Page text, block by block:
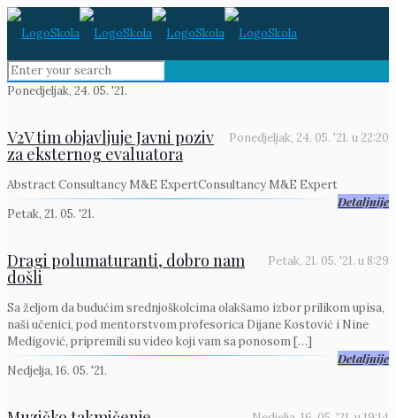
Ponedjeljak, 24. 05. '21.
Ponedjeljak, 24. 05. '21. u 22:20
V2V tim objavljuje Javni poziv
za eksternog evaluatora
Abstract Consultancy M&E ExpertConsultancy M&E Expert
Detaljnije
Petak, 21. 05. '21.
Petak, 21. 05. '21. u 8:29
Dragi polumaturanti, dobro nam
došli
Sa željom da budućim srednjoškolcima olakšamo izbor prilikom upisa,
naši učenici, pod mentorstvom profesorica Dijane Kostović i Nine
Medigović, pripremili su video koji vam sa ponosom[…]
Detaljnije
Nedjelja, 16. 05. '21.